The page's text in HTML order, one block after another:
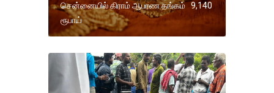
சென்னையில் கிராம் ஆபரண தங்கம் 9,140
ரூபாய்